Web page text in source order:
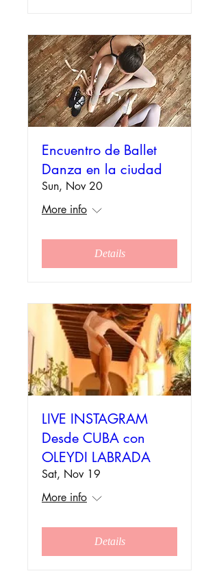
Encuentro de Ballet
Danza en la ciudad
Sun, Nov 20
More info
Details
LIVE INSTAGRAM
Desde CUBA con
OLEYDI LABRADA
Sat, Nov 19
More info
Details